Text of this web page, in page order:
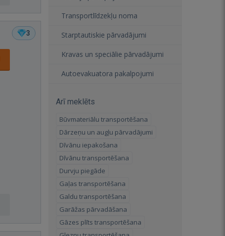
3
Transportlīdzekļu noma
Starptautiskie pārvadājumi
Kravas un speciālie pārvadājumi
Autoevakuatora pakalpojumi
Arī meklēts
Būvmateriālu transportēšana
Dārzeņu un augļu pārvadājumi
Dīvānu iepakošana
Dīvānu transportēšana
Durvju piegāde
Gaļas transportēšana
Galdu transportēšana
Garāžas pārvadāšana
Gāzes plīts transportēšana